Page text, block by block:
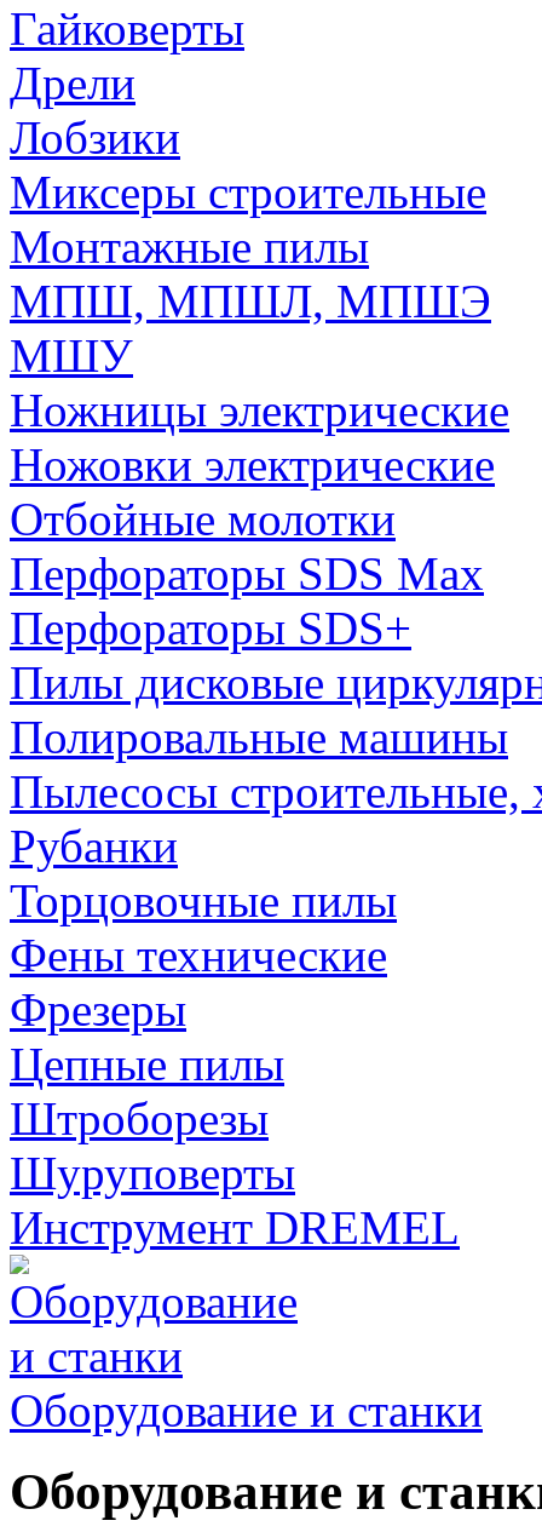
Гайковерты
Дрели
Лобзики
Миксеры строительные
Монтажные пилы
МПШ, МПШЛ, МПШЭ
МШУ
Ножницы электрические
Ножовки электрические
Отбойные молотки
Перфораторы SDS Max
Перфораторы SDS+
Пилы дисковые
Полировальные машины
Пылесосы строительные,
Рубанки
Торцовочные пилы
Фены технические
Фрезеры
Цепные пилы
Штроборезы
Шуруповерты
Инструмент DREMEL
Оборудование и станки
Оборудование и